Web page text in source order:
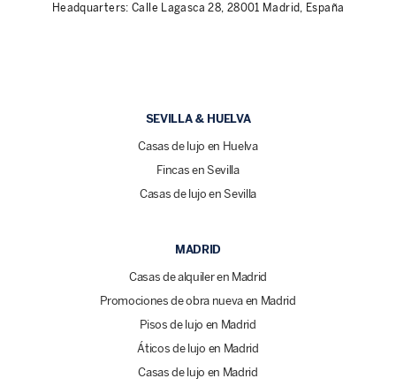
Headquarters: Calle Lagasca 28, 28001 Madrid, España
SEVILLA & HUELVA
Casas de lujo en Huelva
Fincas en Sevilla
Casas de lujo en Sevilla
MADRID
Casas de alquiler en Madrid
Promociones de obra nueva en Madrid
Pisos de lujo en Madrid
Áticos de lujo en Madrid
Casas de lujo en Madrid